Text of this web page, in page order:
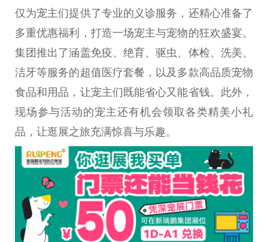
仅为宠主们提供了专业的义诊服务，还精心准备了
多重优惠福利，打造一场宠主与宠物的狂欢盛宴。
集团推出了涵盖免疫、绝育、驱虫、体检、洗美、
洁牙等服务的超值医疗套餐，以及多款高品质宠物
食品和用品，让宠主们既能省心又能省钱。此外，
现场参与活动的宠主还有机会领取各类精美小礼
品，让逛展之旅充满惊喜与乐趣。